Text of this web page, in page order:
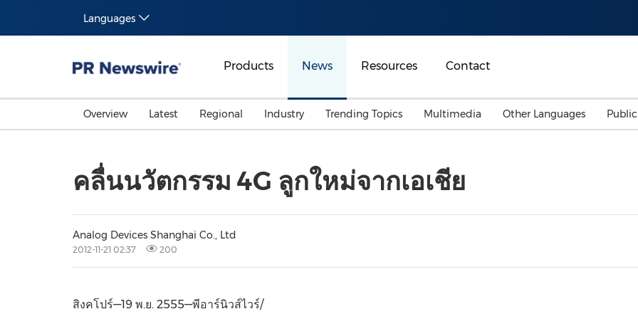
Languages
Products News Resources Contact
Overview Latest Regional Industry
Media
Trending Topics
Belt & Road
Multimedia Other Languages
คลื่นนวัตกรรม 4G ลูกใหม่จากเอเชีย
Analog Devices Shanghai Co., Ltd
2012-11-21 02:37 200
สิงคโปร์—19 พ.ย. 2555—พีอาร์นิวส์ไวร์/